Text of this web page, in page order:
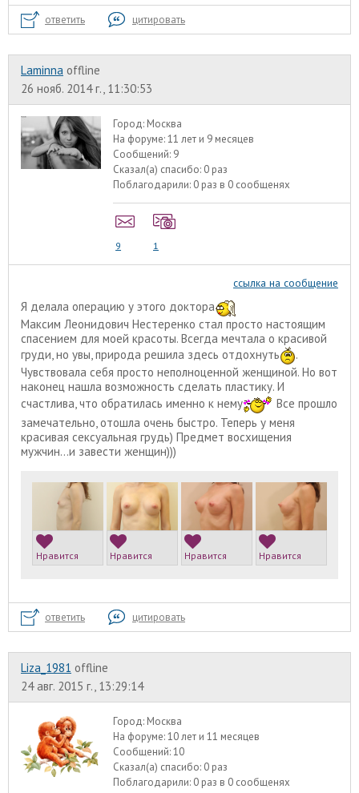
ответить цитировать
Laminna offline
26 нояб. 2014 г., 11:30:53
Город: Москва
На форуме:11 лет и 9 месяцев
Сообщений: 9
Сказал(а) спасибо: 0 раз
Поблагодарили: 0 раз в 0 сообщенях
9 1
ссылка на сообщение
Я делала операцию у этого доктора
Максим Леонидович Нестеренко стал просто настоящим
спасением для моей красоты. Всегда мечтала о красивой
груди, но увы, природа решила здесь отдохнуть
.
Чувствовала себя просто неполноценной женщиной. Но вот
наконец нашла возможность сделать пластику. И
счастлива, что обратилась именно к нему
Все прошло
замечательно, отошла очень быстро. Теперь у меня
красивая сексуальная грудь) Предмет восхищения
мужчин...и завести женщин)))
Нравится Нравится Нравится Нравится
ответить цитировать
Liza_1981 offline
24 авг. 2015 г., 13:29:14
Город: Москва
На форуме:10 лет и 11 месяцев
Сообщений:10
Сказал(а) спасибо: 0 раз
Поблагодарили: 0 раз в 0 сообщенях